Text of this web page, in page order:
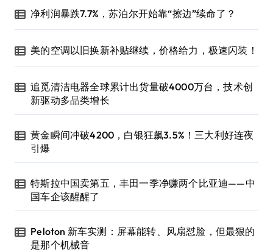
净利润暴跌7.7%，苏泊尔开始靠“擦边”续命了？
美的空调以旧换新补贴继续，价格给力，极速闪装！
追觅清洁电器全球累计出货量破4000万台，技术创
新驱动多品类增长
黄金瞬间冲破4200，白银狂飙3.5%！三大利好连夜
引爆
特斯拉中国卖第五，丰田一季净赚两个比亚迪——中
国车企该醒醒了
Peloton 新车实测：屏幕能转、风扇怼脸，但最狠的
是那个机械音